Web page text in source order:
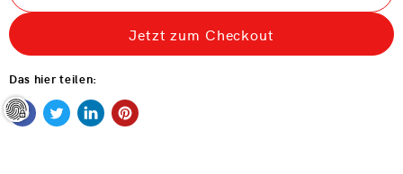
Jetzt zum Checkout
Das hier teilen: